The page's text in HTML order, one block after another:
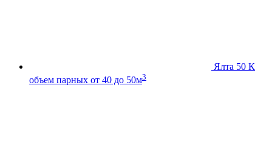
Ялта 50 К
объем парных от 40 до 50м3